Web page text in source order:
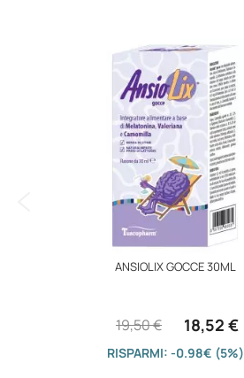
ANSIOLIX GOCCE 30ML
18,52 €
19,50 €
RISPARMI: -0.98€ (5%)